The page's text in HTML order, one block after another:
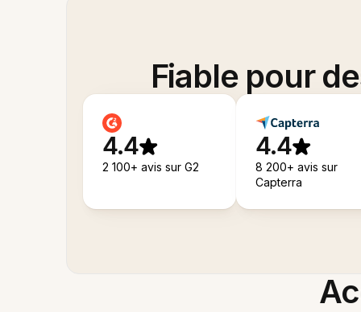
Fiable pour
4.4
2 100+ avis sur G2
4.4
8 200+ avis sur
Capterra